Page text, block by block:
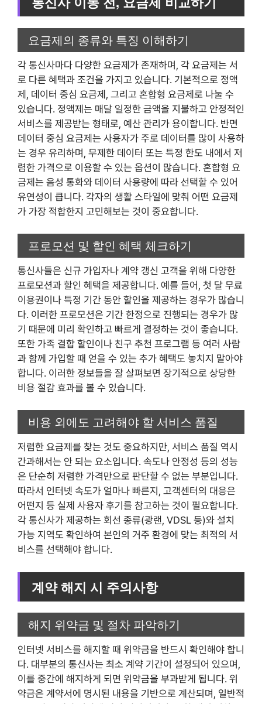
요금제의 종류와 특징 이해하기
각 통신사마다 다양한 요금제가 존재하며, 각 요금제는 서
로 다른 혜택과 조건을 가지고 있습니다. 기본적으로 정액
제, 데이터 중심 요금제, 그리고 혼합형 요금제로 나눌 수
있습니다. 정액제는 매달 일정한 금액을 지불하고 안정적인
서비스를 제공받는 형태로, 예산 관리가 용이합니다. 반면
데이터 중심 요금제는 사용자가 주로 데이터를 많이 사용하
는 경우 유리하며, 무제한 데이터 또는 특정 한도 내에서 저
렴한 가격으로 이용할 수 있는 옵션이 많습니다. 혼합형 요
금제는 음성 통화와 데이터 사용량에 따라 선택할 수 있어
유연성이 큽니다. 각자의 생활 스타일에 맞춰 어떤 요금제
가 가장 적합한지 고민해보는 것이 중요합니다.
프로모션 및 할인 혜택 체크하기
통신사들은 신규 가입자나 계약 갱신 고객을 위해 다양한
프로모션과 할인 혜택을 제공합니다. 예를 들어, 첫 달 무료
이용권이나 특정 기간 동안 할인을 제공하는 경우가 많습니
다. 이러한 프로모션은 기간 한정으로 진행되는 경우가 많
기 때문에 미리 확인하고 빠르게 결정하는 것이 좋습니다.
또한 가족 결합 할인이나 친구 추천 프로그램 등 여러 사람
과 함께 가입할 때 얻을 수 있는 추가 혜택도 놓치지 말아야
합니다. 이러한 정보들을 잘 살펴보면 장기적으로 상당한
비용 절감 효과를 볼 수 있습니다.
비용 외에도 고려해야 할 서비스 품질
저렴한 요금제를 찾는 것도 중요하지만, 서비스 품질 역시
간과해서는 안 되는 요소입니다. 속도나 안정성 등의 성능
은 단순히 저렴한 가격만으로 판단할 수 없는 부분입니다.
따라서 인터넷 속도가 얼마나 빠른지, 고객센터의 대응은
어떤지 등 실제 사용자 후기를 참고하는 것이 필요합니다.
각 통신사가 제공하는 회선 종류(광랜, VDSL 등)와 설치
가능 지역도 확인하여 본인의 거주 환경에 맞는 최적의 서
비스를 선택해야 합니다.
계약 해지 시 주의사항
해지 위약금 및 절차 파악하기
인터넷 서비스를 해지할 때 위약금을 반드시 확인해야 합니
다. 대부분의 통신사는 최소 계약 기간이 설정되어 있으며,
이를 중간에 해지하게 되면 위약금을 부과받게 됩니다. 위
약금은 계약서에 명시된 내용을 기반으로 계산되며, 일반적